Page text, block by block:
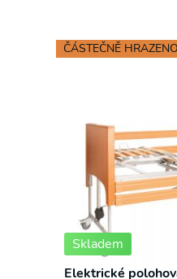
Skladem
ČÁSTEČNĚ HRAZENO
Elektrické